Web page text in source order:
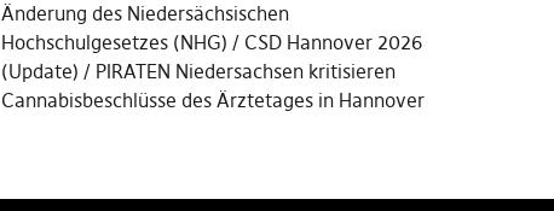
Änderung des Niedersächsischen
Hochschulgesetzes (NHG)
CSD Hannover 2026
(Update)
PIRATEN Niedersachsen kritisieren
Cannabisbeschlüsse des Ärztetages in Hannover